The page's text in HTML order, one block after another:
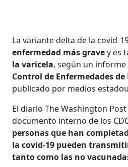
La variante delta de la covid-
enfermedad más gravey es
la varicela, según un informe
Control de Enfermedades de
publicado por medios
El diario The Washington
documento interno de los
personas que han
la covid-19 pueden
tanto como las no